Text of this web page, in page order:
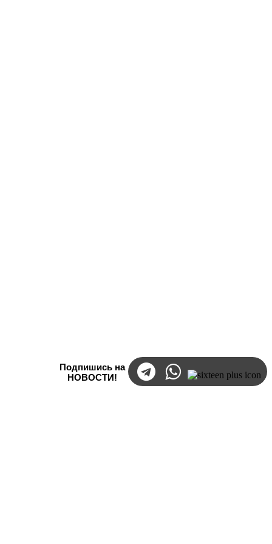
Подпишись на
НОВОСТИ!